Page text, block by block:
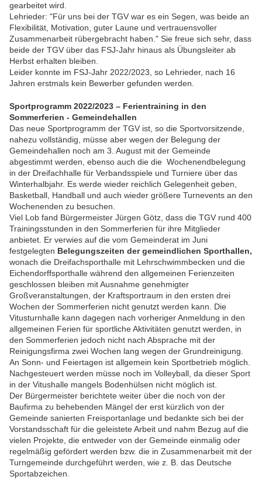
gearbeitet wird.
Lehrieder: "Für uns bei der TGV war es ein Segen, was beide an
Flexibilität, Motivation, guter Laune und vertrauensvoller
Zusammenarbeit rübergebracht haben." Sie freue sich sehr, dass
beide der TGV über das FSJ-Jahr hinaus als Übungsleiter ab
Herbst erhalten bleiben.
Leider konnte im FSJ-Jahr 2022/2023, so Lehrieder, nach 16
Jahren erstmals kein Bewerber gefunden werden.
Sportprogramm 2022/2023 – Ferientraining in den
Sommerferien - Gemeindehallen
Das neue Sportprogramm der TGV ist, so die Sportvorsitzende,
nahezu vollständig, müsse aber wegen der Belegung der
Gemeindehallen noch am 3. August mit der Gemeinde
abgestimmt werden, ebenso auch die die Wochenendbelegung
in der Dreifachhalle für Verbandsspiele und Turniere über das
Winterhalbjahr. Es werde wieder reichlich Gelegenheit geben,
Basketball, Handball und auch wieder größere Turnevents an den
Wochenenden zu besuchen.
Viel Lob fand Bürgermeister Jürgen Götz, dass die TGV rund 400
Trainingsstunden in den Sommerferien für ihre Mitglieder
anbietet. Er verwies auf die vom Gemeinderat im Juni
festgelegten Belegungszeiten der gemeindlichen Sporthallen,
wonach die Dreifachsporthalle mit Lehrschwimmbecken und die
Eichendorffsporthalle während den allgemeinen Ferienzeiten
geschlossen bleiben mit Ausnahme genehmigter
Großveranstaltungen, der Kraftsportraum in den ersten drei
Wochen der Sommerferien nicht genutzt werden kann. Die
Vitusturnhalle kann dagegen nach vorheriger Anmeldung in den
allgemeinen Ferien für sportliche Aktivitäten genutzt werden, in
den Sommerferien jedoch nicht nach Absprache mit der
Reinigungsfirma zwei Wochen lang wegen der Grundreinigung.
An Sonn- und Feiertagen ist allgemein kein Sportbetrieb möglich.
Nachgesteuert werden müsse noch im Volleyball, da dieser Sport
in der Vitushalle mangels Bodenhülsen nicht möglich ist.
Der Bürgermeister berichtete weiter über die noch von der
Baufirma zu behebenden Mängel der erst kürzlich von der
Gemeinde sanierten Freisportanlage und bedankte sich bei der
Vorstandsschaft für die geleistete Arbeit und nahm Bezug auf die
vielen Projekte, die entweder von der Gemeinde einmalig oder
regelmäßig gefördert werden bzw. die in Zusammenarbeit mit der
Turngemeinde durchgeführt werden, wie z. B. das Deutsche
Sportabzeichen.